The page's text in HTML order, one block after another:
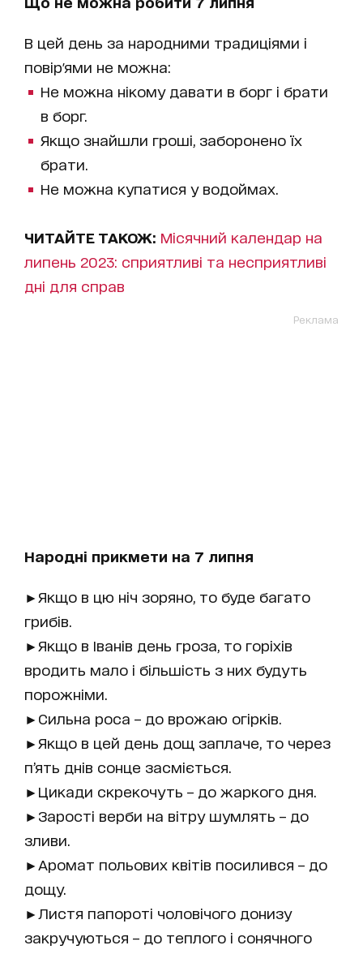
В цей день за народними традиціями і
повір'ями не можна:
Не можна нікому давати в борг і брати
в борг.
Якщо знайшли гроші, заборонено їх
брати.
Не можна купатися у водоймах.
ЧИТАЙТЕ ТАКОЖ: Місячний календар на
липень 2023: сприятливі та несприятливі
дні для справ
Реклама
Народні прикмети на 7 липня
►Якщо в цю ніч зоряно, то буде багато
грибів.
►Якщо в Іванів день гроза, то горіхів
вродить мало і більшість з них будуть
порожніми.
►Сильна роса – до врожаю огірків.
►Якщо в цей день дощ заплаче, то через
п’ять днів сонце засміється.
►Цикади скрекочуть – до жаркого дня.
►Зарості верби на вітру шумлять – до
зливи.
►Аромат польових квітів посилився – до
дощу.
►Листя папороті чоловічого донизу
закручуються – до теплого і сонячного